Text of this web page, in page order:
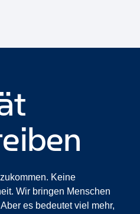
Keine
Wir bringen Menschen
es bedeutet viel mehr,